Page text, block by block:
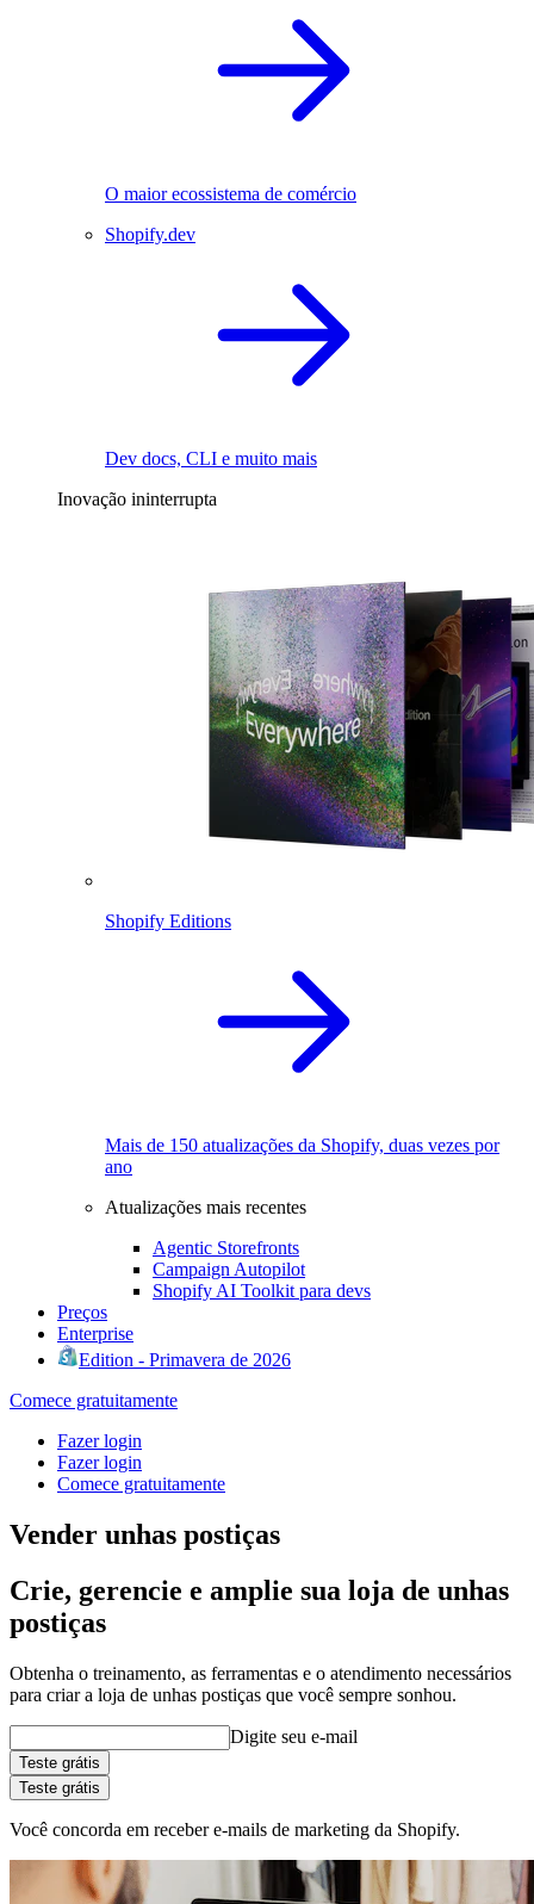
O maior ecossistema de comércio
Shopify.dev
Dev docs, CLI e muito mais
Inovação ininterrupta
Shopify Editions
Mais de 150 atualizações da Shopify, duas vezes por
ano
Atualizações mais recentes
Agentic Storefronts
Campaign Autopilot
Shopify AI Toolkit para devs
Preços
Enterprise
Edition - Primavera de 2026
Comece gratuitamente
Fazer login
Fazer login
Comece gratuitamente
Vender unhas postiças
Crie, gerencie e amplie sua loja de unhas
postiças
Obtenha o treinamento, as ferramentas e o atendimento necessários
para criar a loja de unhas postiças que você sempre sonhou.
Digite seu e-mail
Teste grátis
Teste grátis
Você concorda em receber e-mails de marketing da Shopify.